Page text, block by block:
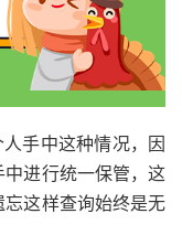
手中这种情况，因
进行统一保管，这
这样查询始终是无